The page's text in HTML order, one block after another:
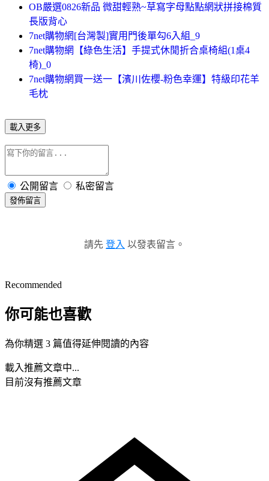
OB嚴選0826新品 微甜輕熟~草寫字母點點網狀拼接棉質
長版背心
7net購物網[台灣製]實用門後單勾6入組_9
7net購物網【綠色生活】手提式休閒折合桌椅組(1桌4
椅)_0
7net購物網買一送一【濱川佐櫻-粉色幸運】特級印花羊
毛枕
載入更多
公開留言 私密留言
發佈留言
請先 登入 以發表留言。
Recommended
你可能也喜歡
為你精選 3 篇值得延伸閱讀的內容
載入推薦文章中...
目前沒有推薦文章